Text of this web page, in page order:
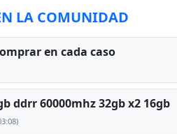
LA COMUNIDAD
en cada caso
ddrr 60000mhz 32gb x2 16gb